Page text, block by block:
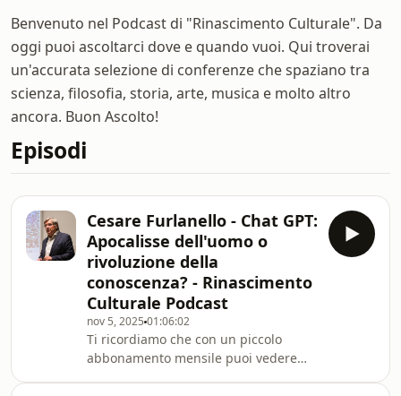
Benvenuto nel Podcast di "Rinascimento Culturale". Da
oggi puoi ascoltarci dove e quando vuoi. Qui troverai
un'accurata selezione di conferenze che spaziano tra
scienza, filosofia, storia, arte, musica e molto altro
ancora. Buon Ascolto!
Episodi
Cesare Furlanello - Chat GPT:
Apocalisse dell'uomo o
rivoluzione della
conoscenza? - Rinascimento
Culturale Podcast
nov 5, 2025 01:06:02
Ti ricordiamo che con un piccolo
abbonamento mensile puoi vedere